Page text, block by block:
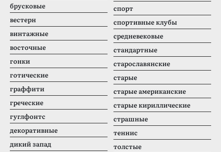
брусковые
вестерн
винтажные
восточные
гонки
готические
граффити
греческие
гуглфонтс
декоративные
дикий запад
спорт
спортивные клубы
средневековые
стандартные
старославянские
старые
старые американские
старые кириллические
страшные
теннис
толстые